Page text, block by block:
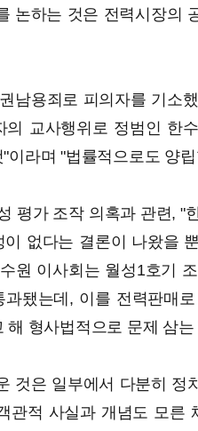
논하는 것은 전력시장의
남용죄로 피의자를 기소
의 교사행위로 정범인 한
이라며 "법률적으로도 양
평가 조작 의혹과 관련, "
없다는 결론이 나왔을
원 이사회는 월성1호기
됐는데, 이를 전력판매
해 형사법적으로 문제 삼
것은 일부에서 다분히 정
관적 사실과 개념도 모른